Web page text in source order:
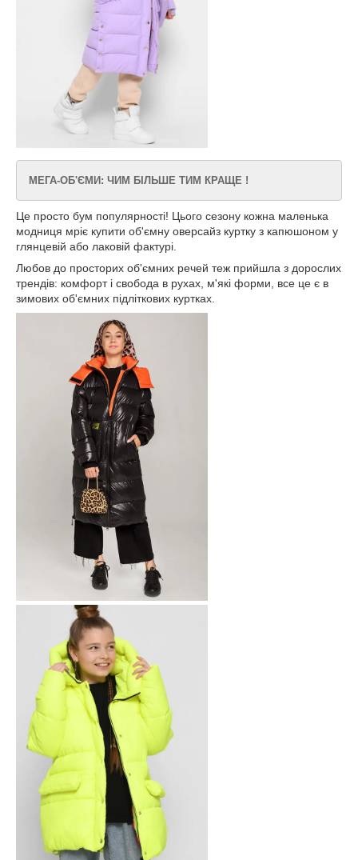
МЕГА-ОБ'ЄМИ: ЧИМ БІЛЬШЕ ТИМ КРАЩЕ !
Це просто бум популярності! Цього сезону кожна маленька
модниця мріє купити об'ємну оверсайз куртку з капюшоном у
глянцевій або лаковій фактурі.
Любов до просторих об'ємних речей теж прийшла з дорослих
трендів: комфорт і свобода в рухах, м'які форми, все це є в
зимових об'ємних підліткових куртках.